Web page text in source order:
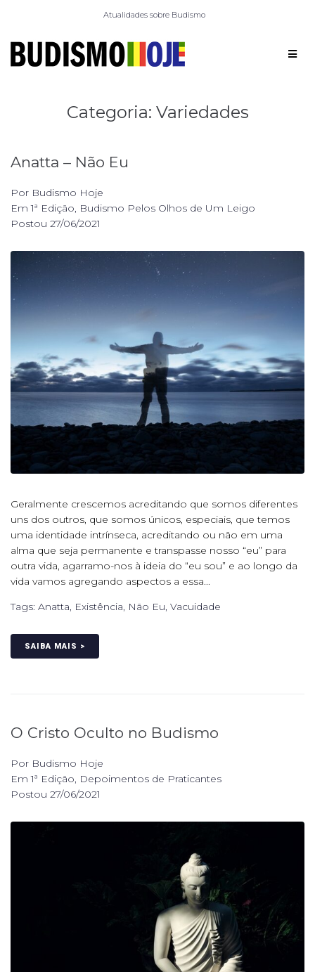
Atualidades sobre Budismo
Categoria: Variedades
Anatta – Não Eu
Por Budismo Hoje
Em1ª Edição, Budismo Pelos Olhos de Um Leigo
Postou 27/06/2021
Geralmente crescemos acreditando que somos diferentes
uns dos outros, que somos únicos, especiais, que temos
uma identidade intrínseca, acreditando ou não em uma
alma que seja permanente e transpasse nosso “eu” para
outra vida, agarramo-nos à ideia do “eu sou” e ao longo da
vida vamos agregando aspectos a essa...
Tags: Anatta, Existência, Não Eu, Vacuidade
SAIBA MAIS >
O Cristo Oculto no Budismo
Por Budismo Hoje
Em1ª Edição, Depoimentos de Praticantes
Postou 27/06/2021